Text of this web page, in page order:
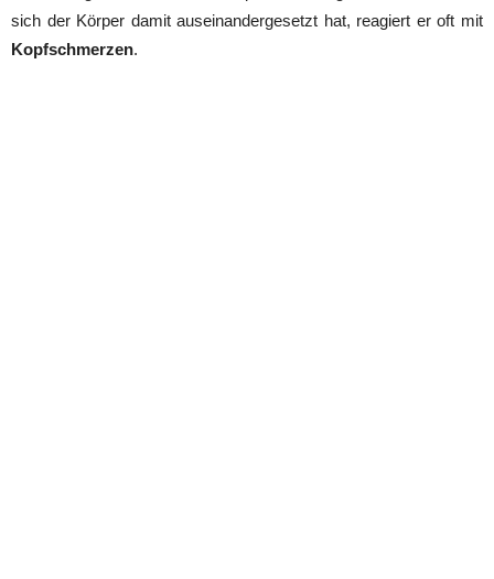
sich der Körper damit auseinandergesetzt hat, reagiert er oft mit
Kopfschmerzen.